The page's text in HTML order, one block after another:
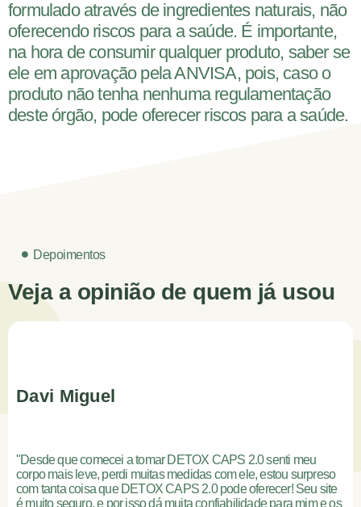
formulado através de ingredientes naturais, não
oferecendo riscos para a saúde. É importante,
na hora de consumir qualquer produto, saber se
ele em aprovação pela ANVISA, pois, caso o
produto não tenha nenhuma regulamentação
deste órgão, pode oferecer riscos para a saúde.
Depoimentos
Veja a opinião de quem já usou
Davi Miguel
"Desde que comecei a tomar DETOX CAPS 2.0 senti meu
corpo mais leve, perdi muitas medidas com ele, estou surpreso
com tanta coisa que DETOX CAPS 2.0 pode oferecer! Seu site
é muito seguro, e por isso dá muita confiabilidade para mim e os